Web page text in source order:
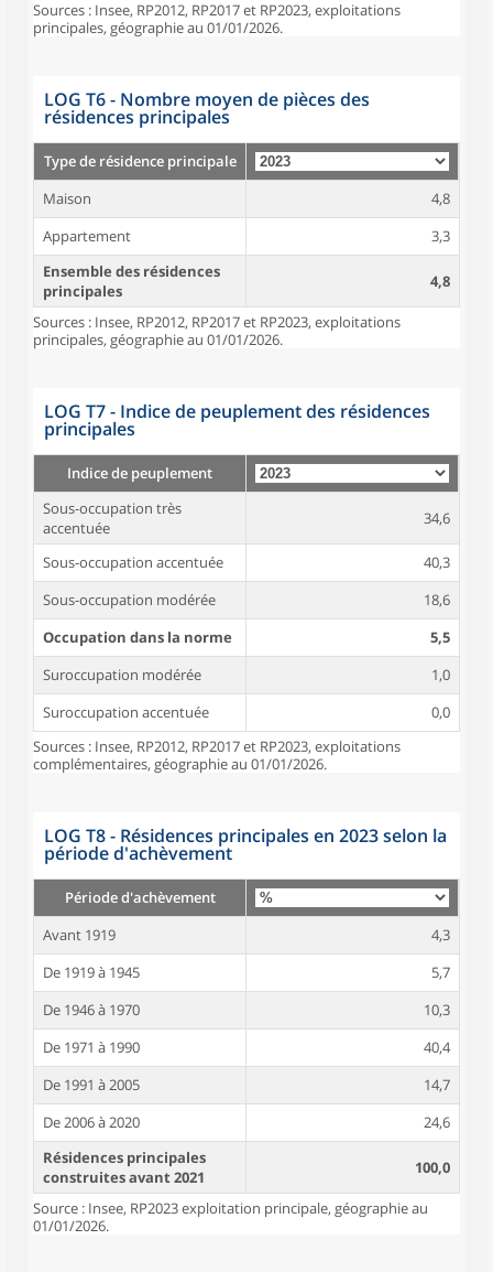
Sources : Insee, RP2012, RP2017 et RP2023, exploitations
principales, géographie au 01/01/2026.
LOG T6 - Nombre moyen de pièces des
résidences principales
Type de résidence principale
Maison
4,8
Appartement
3,3
Ensemble des résidences
principales
4,8
Sources : Insee, RP2012, RP2017 et RP2023, exploitations
principales, géographie au 01/01/2026.
LOG T7 - Indice de peuplement des résidences
principales
Indice de peuplement
Sous-occupation très
accentuée
34,6
Sous-occupation accentuée
40,3
Sous-occupation modérée
18,6
Occupation dans la norme
5,5
Suroccupation modérée
1,0
Suroccupation accentuée
0,0
Sources : Insee, RP2012, RP2017 et RP2023, exploitations
complémentaires, géographie au 01/01/2026.
LOG T8 - Résidences principales en 2023 selon la
période d'achèvement
Période d'achèvement
Avant 1919
4,3
De 1919 à 1945
5,7
De 1946 à 1970
10,3
De 1971 à 1990
40,4
De 1991 à 2005
14,7
De 2006 à 2020
24,6
Résidences principales
construites avant 2021
100,0
Source : Insee, RP2023 exploitation principale, géographie au
01/01/2026.